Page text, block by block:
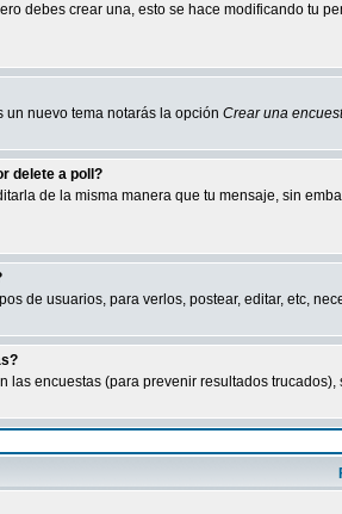
debes crear una, esto se hace modificando tu
nuevo tema notarás la opción Crear una
delete a poll?
de la misma manera que tu mensaje, sin
de usuarios, para verlos, postear, editar, etc,
las encuestas (para prevenir resultados